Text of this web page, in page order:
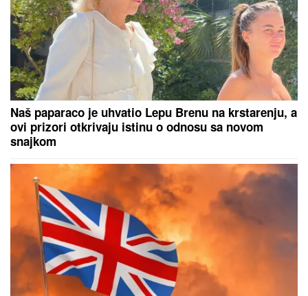
Naš paparaco je uhvatio Lepu Brenu na krstarenju, a
ovi prizori otkrivaju istinu o odnosu sa novom
snajkom